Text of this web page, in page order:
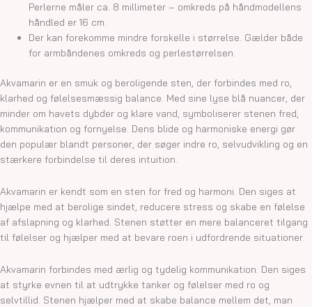
Perlerne måler ca. 8 millimeter – omkreds på håndmodellens
håndled er 16 cm.
Der kan forekomme mindre forskelle i størrelse. Gælder både
for armbåndenes omkreds og perlestørrelsen.
Akvamarin er en smuk og beroligende sten, der forbindes med ro,
klarhed og følelsesmæssig balance. Med sine lyse blå nuancer, der
minder om havets dybder og klare vand, symboliserer stenen fred,
kommunikation og fornyelse. Dens blide og harmoniske energi gør
den populær blandt personer, der søger indre ro, selvudvikling og en
stærkere forbindelse til deres intuition.
Akvamarin er kendt som en sten for fred og harmoni. Den siges at
hjælpe med at berolige sindet, reducere stress og skabe en følelse
af afslapning og klarhed. Stenen støtter en mere balanceret tilgang
til følelser og hjælper med at bevare roen i udfordrende situationer.
Akvamarin forbindes med ærlig og tydelig kommunikation. Den siges
at styrke evnen til at udtrykke tanker og følelser med ro og
selvtillid. Stenen hjælper med at skabe balance mellem det, man